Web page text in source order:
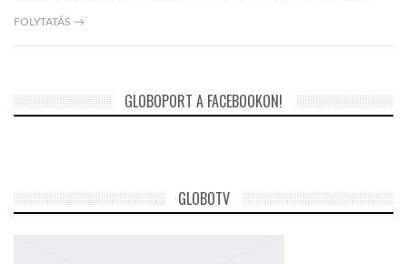
FOLYTATÁS →
GLOBOPORT A FACEBOOKON!
GLOBOTV